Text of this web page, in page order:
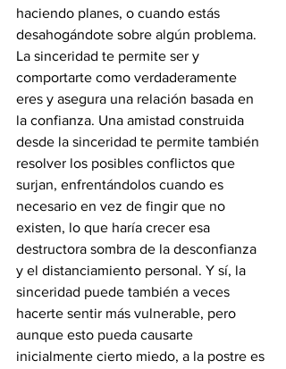
haciendo planes, o cuando estás
desahogándote sobre algún problema.
La sinceridad te permite ser y
comportarte como verdaderamente
eres y asegura una relación basada en
la confianza. Una amistad construida
desde la sinceridad te permite también
resolver los posibles conflictos que
surjan, enfrentándolos cuando es
necesario en vez de fingir que no
existen, lo que haría crecer esa
destructora sombra de la desconfianza
y el distanciamiento personal. Y sí, la
sinceridad puede también a veces
hacerte sentir más vulnerable, pero
aunque esto pueda causarte
inicialmente cierto miedo, a la postre es